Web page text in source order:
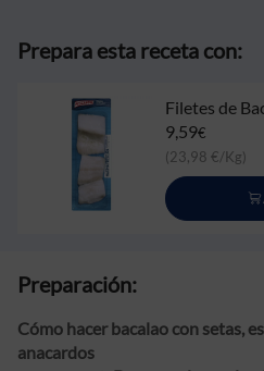
Prepara esta receta con:
Filetes de
9,59€
(23,98 €/Kg)
Preparación:
Cómo hacer bacalao con setas,
anacardos